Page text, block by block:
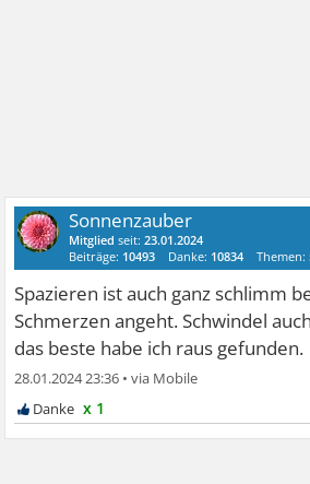
Sonnenzauber
Mitglied seit:23.01.2024
Beiträge: 10493 Danke: 10834 Themen:
Spazieren ist auch ganz schlimm
Schmerzen angeht. Schwindel
das beste habe ich raus gefunden.
28.01.2024 23:36 •
x 1